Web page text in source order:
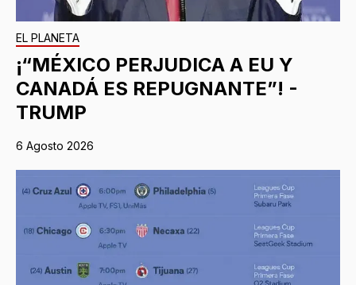
EL PLANETA
¡“MÉXICO PERJUDICA A EU Y
CANADÁ ES REPUGNANTE”! -
TRUMP
6 Agosto 2026